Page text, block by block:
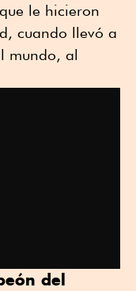
le hicieron
cuando llevó a
mundo, al
del